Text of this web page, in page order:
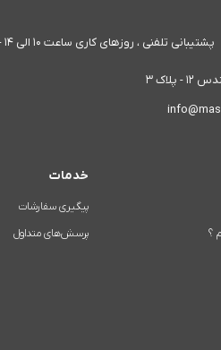
پشتیبانی تلفنی ، روزهای کاری ساعت 10 الی 14 - 17 الی 20
3
؟
خدمات
پیگیری سفارشات
پرسش‌های متداول